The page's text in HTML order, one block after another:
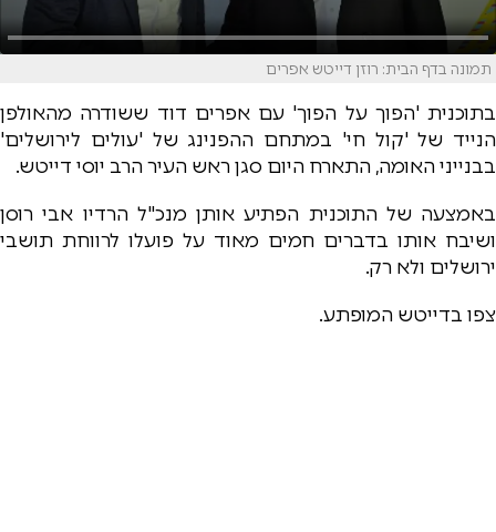
תמונה בדף הבית: רוזן דייטש אפרים
בתוכנית 'הפוך על הפוך' עם אפרים דוד ששודרה מהאולפן
הנייד של 'קול חי' במתחם ההפנינג של 'עולים לירושלים'
בבנייני האומה, התארח היום סגן ראש העיר הרב יוסי דייטש.
באמצעה של התוכנית הפתיע אותן מנכ"ל הרדיו אבי רוסן
ושיבח אותו בדברים חמים מאוד על פועלו לרווחת תושבי
ירושלים ולא רק.
צפו בדייטש המופתע.